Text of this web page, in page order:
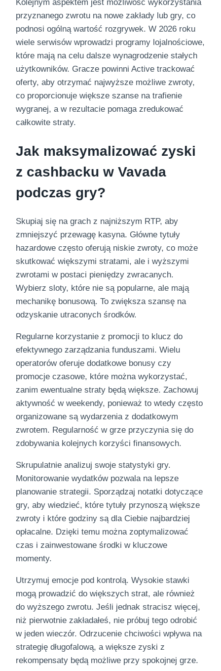
Kolejnym aspektem jest możliwość wykorzystania
przyznanego zwrotu na nowe zakłady lub gry, co
podnosi ogólną wartość rozgrywek. W 2026 roku
wiele serwisów wprowadzi programy lojalnościowe,
które mają na celu dalsze wynagrodzenie stałych
użytkowników. Gracze powinni Active trackować
oferty, aby otrzymać najwyższe możliwe zwroty,
co proporcionuje większe szanse na trafienie
wygranej, a w rezultacie pomaga zredukować
całkowite straty.
Jak maksymalizować zyski
z cashbacku w Vavada
podczas gry?
Skupiaj się na grach z najniższym RTP, aby
zmniejszyć przewagę kasyna. Główne tytuły
hazardowe często oferują niskie zwroty, co może
skutkować większymi stratami, ale i wyższymi
zwrotami w postaci pieniędzy zwracanych.
Wybierz sloty, które nie są popularne, ale mają
mechanikę bonusową. To zwiększa szansę na
odzyskanie utraconych środków.
Regularne korzystanie z promocji to klucz do
efektywnego zarządzania funduszami. Wielu
operatorów oferuje dodatkowe bonusy czy
promocje czasowe, które można wykorzystać,
zanim ewentualne straty będą większe. Zachowuj
aktywność w weekendy, ponieważ to wtedy często
organizowane są wydarzenia z dodatkowym
zwrotem. Regularność w grze przyczynia się do
zdobywania kolejnych korzyści finansowych.
Skrupulatnie analizuj swoje statystyki gry.
Monitorowanie wydatków pozwala na lepsze
planowanie strategii. Sporządzaj notatki dotyczące
gry, aby wiedzieć, które tytuły przynoszą większe
zwroty i które godziny są dla Ciebie najbardziej
opłacalne. Dzięki temu można zoptymalizować
czas i zainwestowane środki w kluczowe
momenty.
Utrzymuj emocje pod kontrolą. Wysokie stawki
mogą prowadzić do większych strat, ale również
do wyższego zwrotu. Jeśli jednak stracisz więcej,
niż pierwotnie zakładałeś, nie próbuj tego odrobić
w jeden wieczór. Odrzucenie chciwości wpływa na
strategię długofalową, a większe zyski z
rekompensaty będą możliwe przy spokojnej grze.